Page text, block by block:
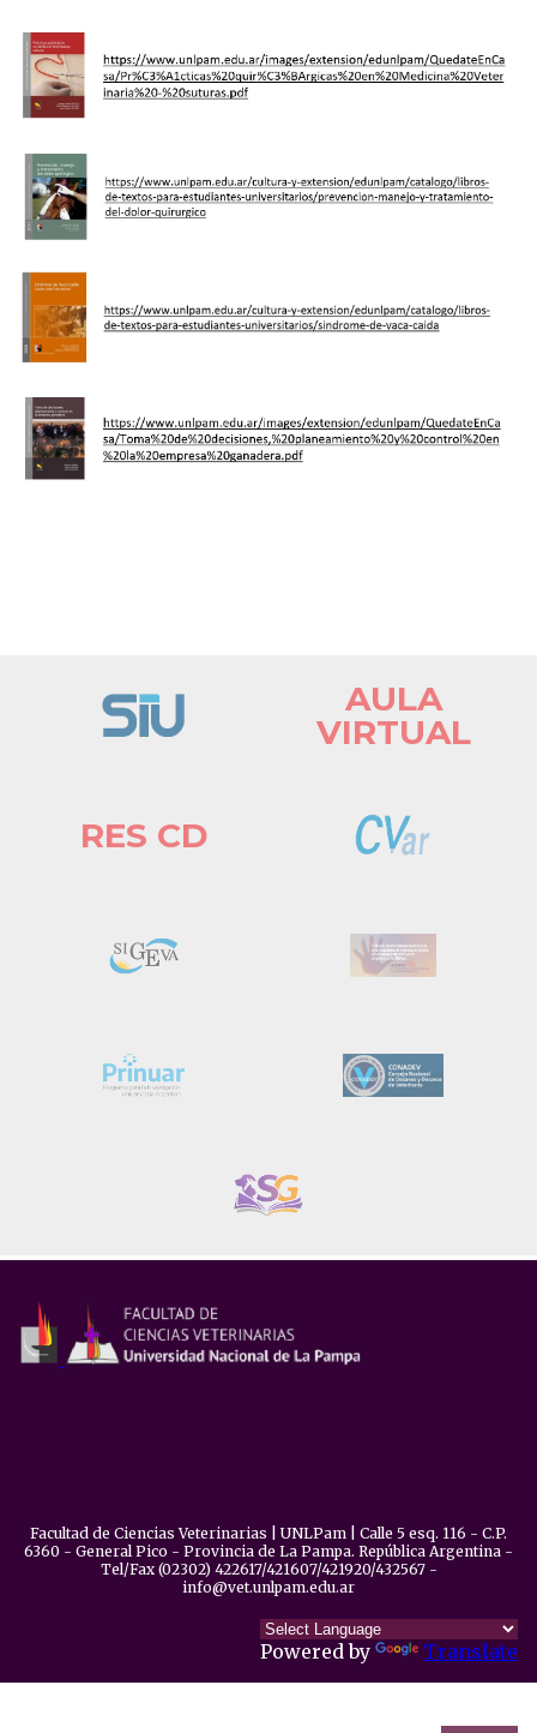
AULA
VIRTUAL
RES CD
Facultad de Ciencias Veterinarias | UNLPam | Calle 5 esq. 116 - C.P.
6360 - General Pico - Provincia de La Pampa. República Argentina -
Tel/Fax (02302) 422617/421607/421920/432567 -
info@vet.unlpam.edu.ar
Powered by Translate